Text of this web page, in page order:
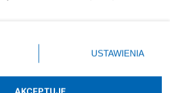
przycisk ustawień prywatności
dolnym rogu strony
danych nie wymagają zgody
prawo sprzeciwić się takiemu
USTAWIENIA